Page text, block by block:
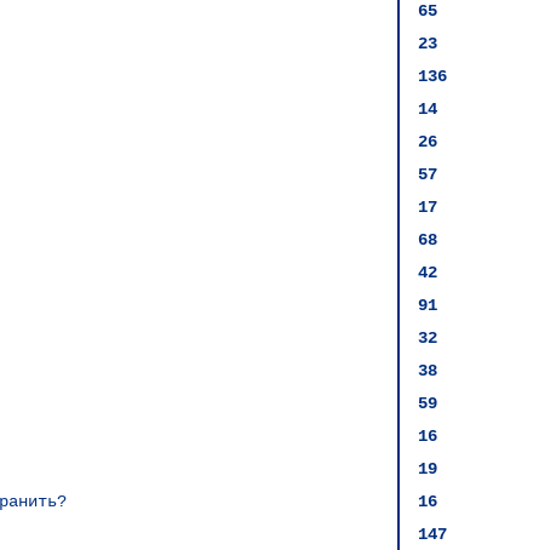
65
23
136
14
26
57
17
68
42
91
32
38
59
16
19
16
147